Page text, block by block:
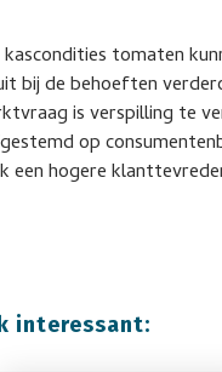
tomaten
bij de behoeften
is verspilling te
op
hogere
interessant: